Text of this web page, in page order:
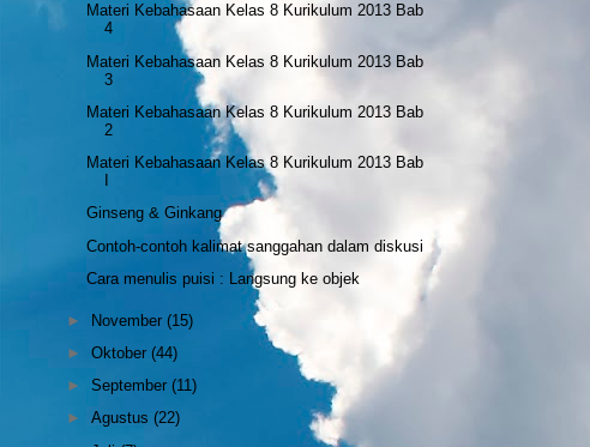
Materi Kebahasaan Kelas 8 Kurikulum 2013 Bab
4
Materi Kebahasaan Kelas 8 Kurikulum 2013 Bab
3
Materi Kebahasaan Kelas 8 Kurikulum 2013 Bab
2
Materi Kebahasaan Kelas 8 Kurikulum 2013 Bab
Ginseng & Ginkang
Contoh-contoh kalimat sanggahan dalam diskusi
Cara menulis puisi : Langsung ke objek
► November(15)
►Oktober(44)
►September(11)
►Agustus(22)